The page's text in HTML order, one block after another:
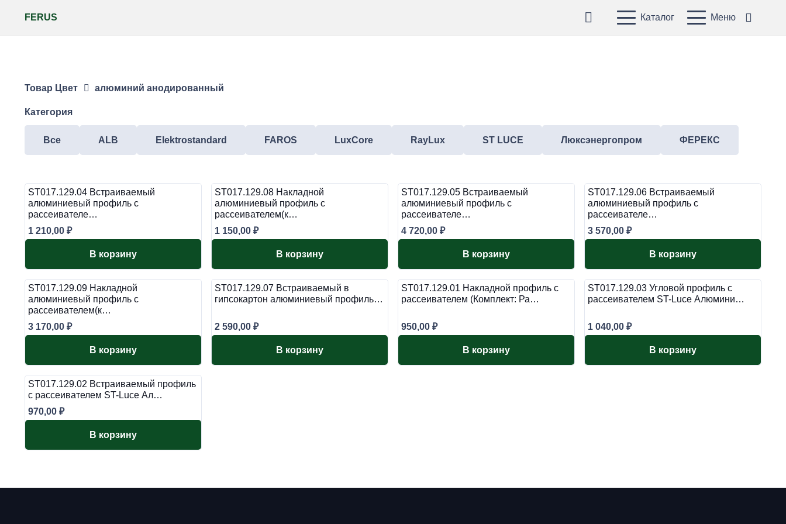
FERUS Каталог Меню
Товар Цвет алюминий анодированный
Категория
Все ALB Elektrostandard FAROS LuxCore RayLux ST LUCE Люксэнергопром ФЕРЕКС
ST017.129.04 Встраиваемый
алюминиевый профиль с
рассеивателе…
1 210,00 ₽
В корзину
ST017.129.08 Накладной
алюминиевый профиль с
рассеивателем(к…
1 150,00 ₽
В корзину
ST017.129.05 Встраиваемый
алюминиевый профиль с
рассеивателе…
4 720,00 ₽
В корзину
ST017.129.06 Встраиваемый
алюминиевый профиль с
рассеивателе…
3 570,00 ₽
В корзину
ST017.129.09 Накладной
алюминиевый профиль с
рассеивателем(к…
3 170,00 ₽
В корзину
ST017.129.07 Встраиваемый в
гипсокартон алюминиевый профиль…
2 590,00 ₽
В корзину
ST017.129.01 Накладной профиль с
рассеивателем (Комплект: Ра…
950,00 ₽
В корзину
ST017.129.03 Угловой профиль с
рассеивателем ST-Luce Алюмини…
1 040,00 ₽
В корзину
ST017.129.02 Встраиваемый профиль
с рассеивателем ST-Luce Ал…
970,00 ₽
В корзину